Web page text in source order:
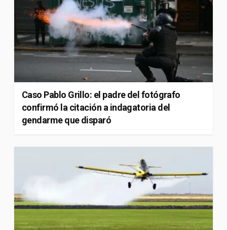
Caso Pablo Grillo: el padre del fotógrafo
confirmó la citación a indagatoria del
gendarme que disparó